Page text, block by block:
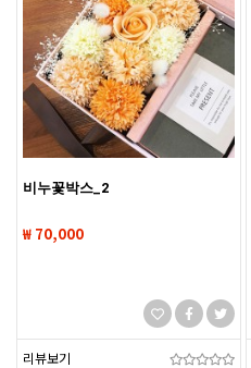
비누꽃박스_2
₩ 70,000
리뷰보기